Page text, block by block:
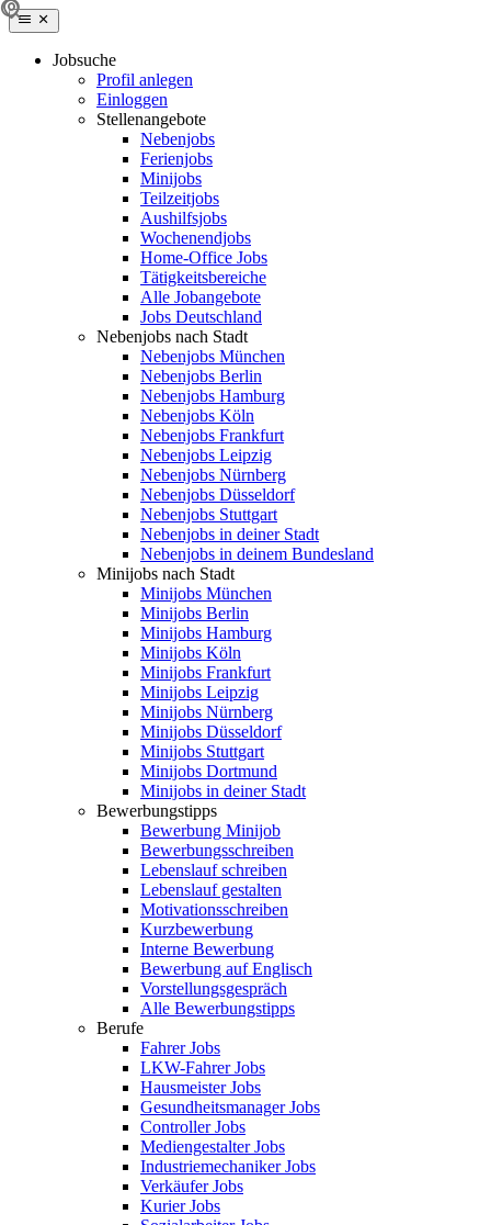
Jobsuche
Profil anlegen
Einloggen
Stellenangebote
Nebenjobs
Ferienjobs
Minijobs
Teilzeitjobs
Aushilfsjobs
Wochenendjobs
Home-Office Jobs
Tätigkeitsbereiche
Alle Jobangebote
Jobs Deutschland
Nebenjobs nach Stadt
Nebenjobs München
Nebenjobs Berlin
Nebenjobs Hamburg
Nebenjobs Köln
Nebenjobs Frankfurt
Nebenjobs Leipzig
Nebenjobs Nürnberg
Nebenjobs Düsseldorf
Nebenjobs Stuttgart
Nebenjobs in deiner Stadt
Nebenjobs in deinem Bundesland
Minijobs nach Stadt
Minijobs München
Minijobs Berlin
Minijobs Hamburg
Minijobs Köln
Minijobs Frankfurt
Minijobs Leipzig
Minijobs Nürnberg
Minijobs Düsseldorf
Minijobs Stuttgart
Minijobs Dortmund
Minijobs in deiner Stadt
Bewerbungstipps
Bewerbung Minijob
Bewerbungsschreiben
Lebenslauf schreiben
Lebenslauf gestalten
Motivationsschreiben
Kurzbewerbung
Interne Bewerbung
Bewerbung auf Englisch
Vorstellungsgespräch
Alle Bewerbungstipps
Berufe
Fahrer Jobs
LKW-Fahrer Jobs
Hausmeister Jobs
Gesundheitsmanager Jobs
Controller Jobs
Mediengestalter Jobs
Industriemechaniker Jobs
Verkäufer Jobs
Kurier Jobs